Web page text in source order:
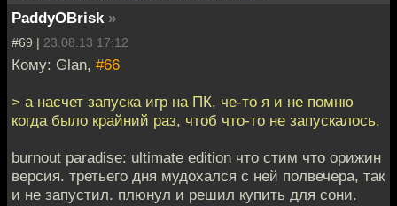
PaddyOBrisk »
#69 | 23.08.13 17:12
Кому: Glan, #66
> а насчет запуска игр на ПК, че-то я и не помню
когда было крайний раз, чтоб что-то не запускалось.
burnout paradise: ultimate edition что стим что орижин
версия. третьего дня мудохался с ней полвечера, так
и не запустил. плюнул и решил купить для сони.